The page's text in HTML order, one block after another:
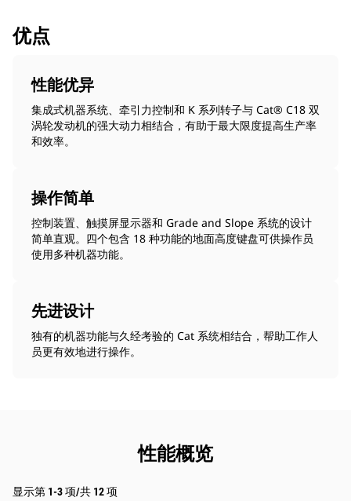
优点
性能优异
集成式机器系统、牵引力控制和 K 系列转子与 Cat® C18 双
涡轮发动机的强大动力相结合，有助于最大限度提高生产率
和效率。
操作简单
控制装置、触摸屏显示器和 Grade and Slope 系统的设计
简单直观。四个包含 18 种功能的地面高度键盘可供操作员
使用多种机器功能。
先进设计
独有的机器功能与久经考验的 Cat 系统相结合，帮助工作人
员更有效地进行操作。
性能概览
显示第 1-3 项/共 12 项